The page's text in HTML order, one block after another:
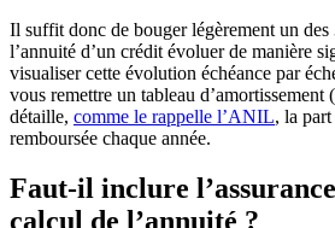
Il suffit donc de bouger légèrement un
l’annuité d’un crédit évoluer de manière
visualiser cette évolution échéance par
vous remettre un tableau d’amortissement
détaille, comme le rappelle l’ANIL, la
remboursée chaque année.
Faut-il inclure
calcul de l’annuité ?